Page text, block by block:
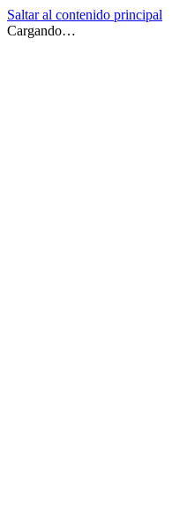
Saltar al contenido principal
Cargando…